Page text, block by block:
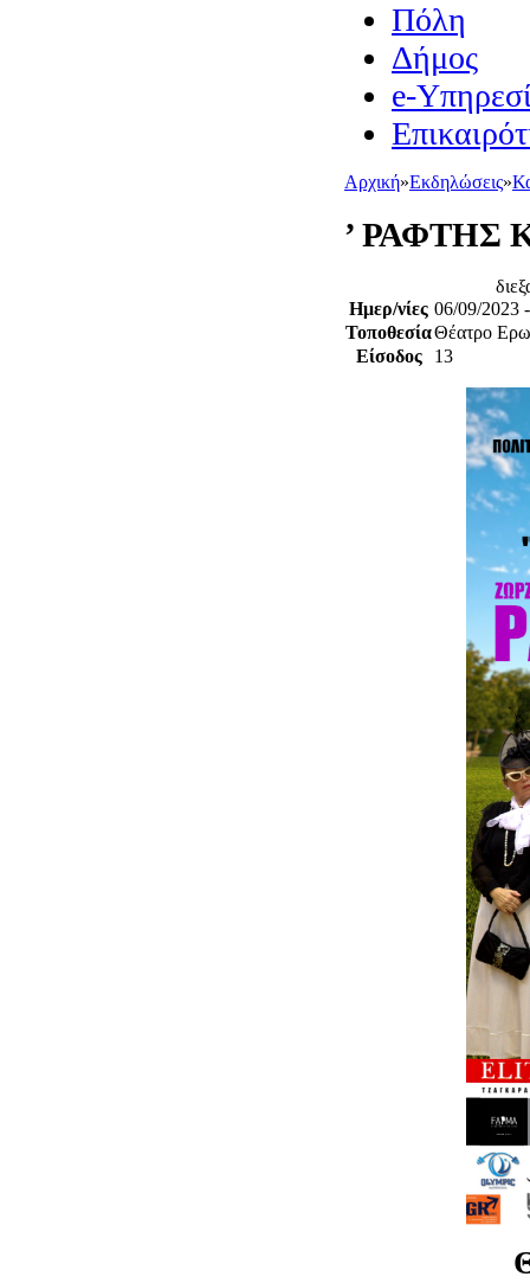
Πόλη
Δήμος
e-
Αρχική»Εκδηλώσεις»
’ ΡΑΦΤΗΣ
Ημερ/νίες 06/09/2023
ΤοποθεσίαΘέατρο
Είσοδος
13